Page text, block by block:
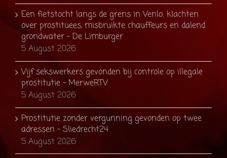
Een fietstocht langs de grens in Venlo: klachten
over prostituees, misbruikte chauffeurs en dalend
grondwater - De Limburger
5 August 2026
Vijf sekswerkers gevonden bij controle op illegale
prostitutie - MerweRTV
5 August 2026
Prostitutie zonder vergunning gevonden op twee
adressen - Sliedrecht24
5 August 2026